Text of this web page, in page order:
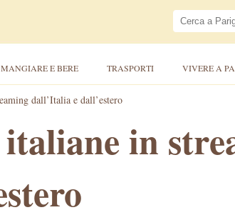
MANGIARE E BERE TRASPORTI VIVERE A
dall’Italia e dall’estero
in